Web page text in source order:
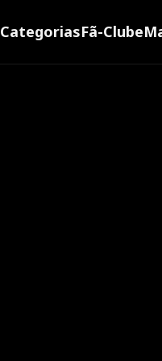
CategoriasFã-Clube